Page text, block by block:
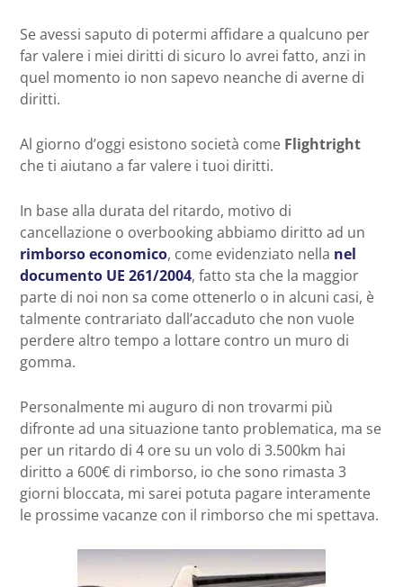
Se avessi saputo di potermi affidare a qualcuno per
far valere i miei diritti di sicuro lo avrei fatto, anzi in
quel momento io non sapevo neanche di averne di
diritti.
Al giorno d’oggi esistono società come Flightright
che ti aiutano a far valere i tuoi diritti.
In base alla durata del ritardo, motivo di
cancellazione o overbooking abbiamo diritto ad un
rimborso economico, come evidenziato nella nel
documento UE 261/2004, fatto sta che la maggior
parte di noi non sa come ottenerlo o in alcuni casi, è
talmente contrariato dall’accaduto che non vuole
perdere altro tempo a lottare contro un muro di
gomma.
Personalmente mi auguro di non trovarmi più
difronte ad una situazione tanto problematica, ma se
per un ritardo di 4 ore su un volo di 3.500km hai
diritto a 600€ di rimborso, io che sono rimasta 3
giorni bloccata, mi sarei potuta pagare interamente
le prossime vacanze con il rimborso che mi spettava.